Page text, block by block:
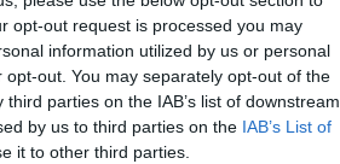
opt-out request is processed you may
information utilized by us or personal
out. You may separately opt-out of the
parties on the IAB’s list of downstream
by us to third parties on the IAB’s List of
it to other third parties.
Discépolo. La sintesi
scrive con questo nome
del tango. Da lei
averlo fatto